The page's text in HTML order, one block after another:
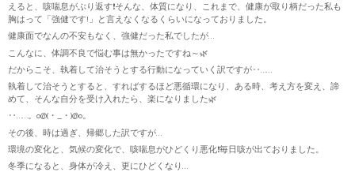
えると、咳喘息がぶり返す❗そんな、体質になり、これまで、健康が取り柄だった私も
胸はって「強健です!」と言えなくなるくらいになっておりました。
健康面でなんの不安もなく、強健だった私でしたが…
こんなに、体調不良で悩む事は無かったですね～🌿
だからこそ、執着して治そうとする行動になっていく訳ですが‥……
執着して治そうとすると、すればするほど悪循環になり、ある時、考え方を変え、諦
めて、そんな自分を受け入れたら、楽になりました🌿
‥……。o@(・_・)@o。
その後、時は過ぎ、帰郷した訳ですが…
環境の変化と、気候の変化で、咳喘息がひどくり悪化❗毎日咳が出ておりました。
冬季になると、身体が冷え、更にひどくなり…